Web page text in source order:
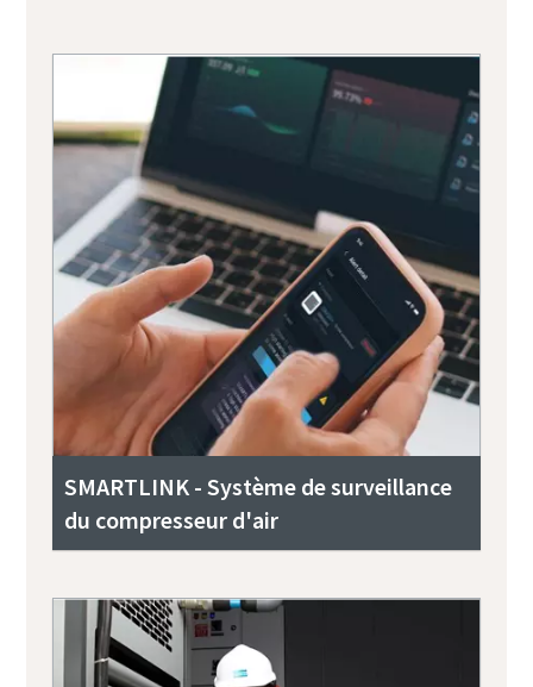
SMARTLINK - Système de surveillance
du compresseur d'air